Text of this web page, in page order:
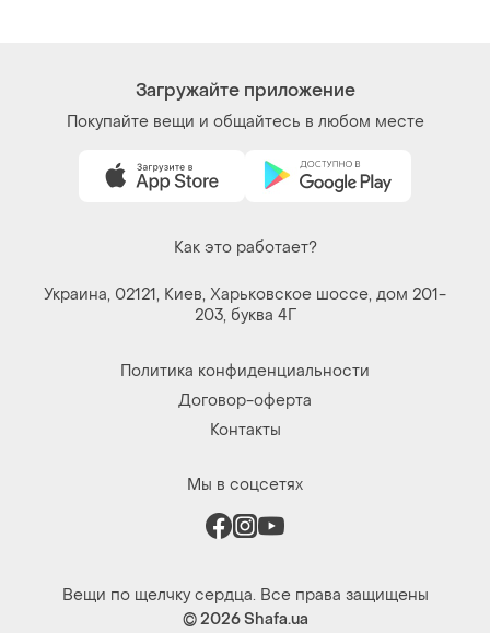
Загружайте приложение
Покупайте вещи и общайтесь в любом месте
Как это работает?
Украина, 02121, Киев, Харьковское шоссе, дом 201-
203, буква 4Г
Политика конфиденциальности
Договор-оферта
Контакты
Мы в соцсетях
Вещи по щелчку сердца. Все права защищены
© 2026Shafa.ua